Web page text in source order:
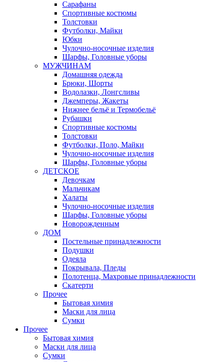
Сарафаны
Спортивные костюмы
Толстовки
Футболки, Майки
Юбки
Чулочно-носочные изделия
Шарфы, Головные уборы
МУЖЧИНАМ
Домашняя одежда
Брюки, Шорты
Водолазки, Лонгсливы
Джемперы, Жакеты
Нижнее бельё и Термобельё
Рубашки
Спортивные костюмы
Толстовки
Футболки, Поло, Майки
Чулочно-носочные изделия
Шарфы, Головные уборы
ДЕТСКОЕ
Девочкам
Мальчикам
Халаты
Чулочно-носочные изделия
Шарфы, Головные уборы
Новорожденным
ДОМ
Постельные принадлежности
Подушки
Одеяла
Покрывала, Пледы
Полотенца, Махровые принадлежности
Скатерти
Прочее
Бытовая химия
Маски для лица
Сумки
Прочее
Бытовая химия
Маски для лица
Сумки